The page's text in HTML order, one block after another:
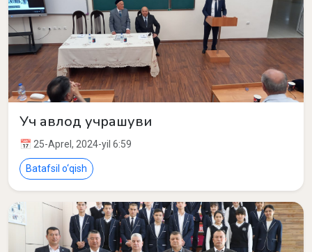
Уч авлод учрашуви
📅 25-Aprel, 2024-yil 6:59
Batafsil o‘qish